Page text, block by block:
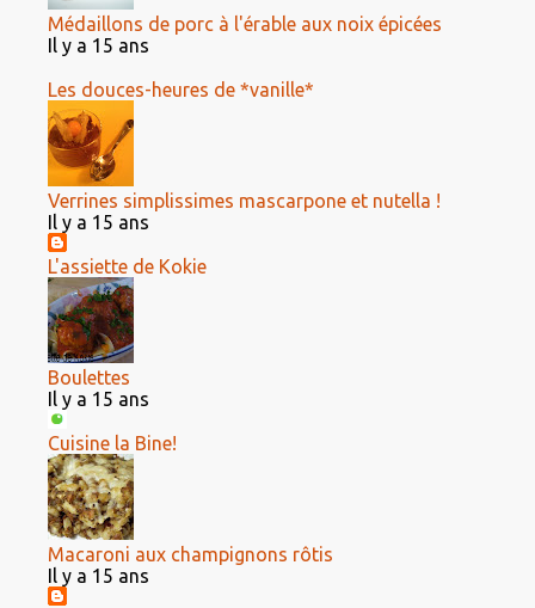
Médaillons de porc à l'érable aux noix épicées
Il y a 15 ans
Les douces-heures de *vanille*
Verrines simplissimes mascarpone et nutella !
Il y a 15 ans
L'assiette de Kokie
Boulettes
Il y a 15 ans
Cuisine la Bine!
Macaroni aux champignons rôtis
Il y a 15 ans